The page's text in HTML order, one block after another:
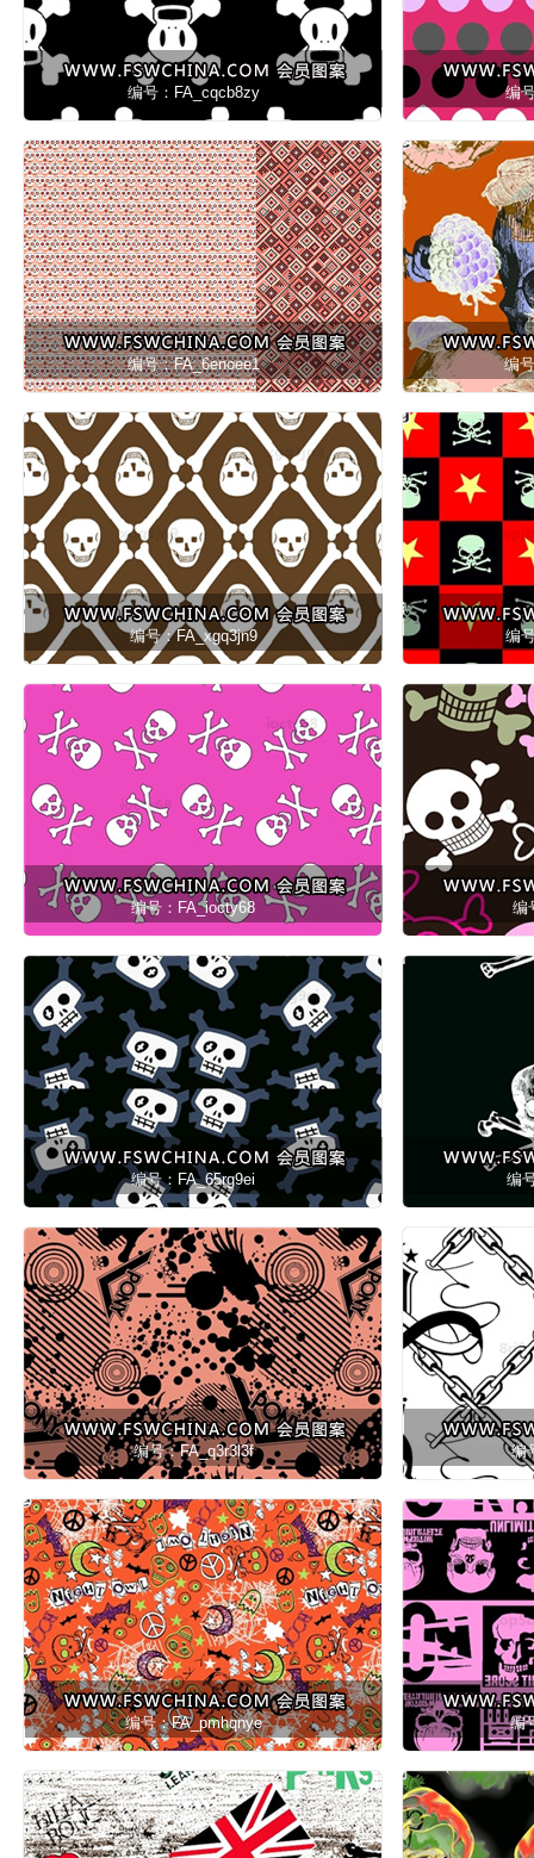
编号：FA_cqcb8zy 编
编号：FA_6enoee1 编
编号：FA_xgq3jn9 编
编号：FA_iocty68 编
编号：FA_65rg9ei 编
编号：FA_q3r3l3f 编
编号：FA_pmhqnye 编